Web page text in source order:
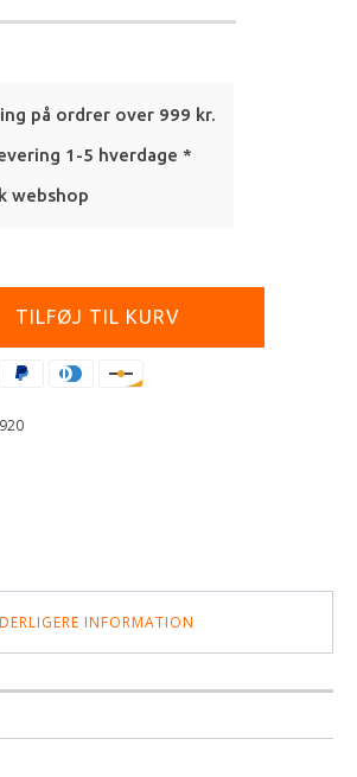
på ordrer over 999 kr.
1-5 hverdage *
webshop
TILFØJ TIL KURV
INFORMATION